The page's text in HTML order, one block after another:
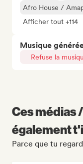
Afro House /
Afficher tout +114
Musique
Refuse la
Ces médias
également
Parce que tu